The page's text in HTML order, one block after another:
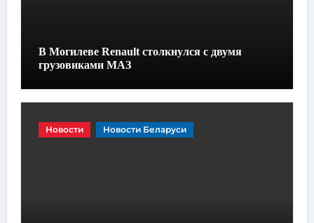
В Могилеве Renault столкнулся с двумя
грузовиками МАЗ
Новости Новости Беларуси